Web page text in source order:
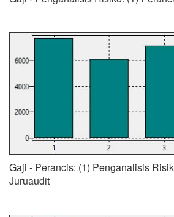
Gaji - Perancis: (1) Penganalisis
Juruaudit